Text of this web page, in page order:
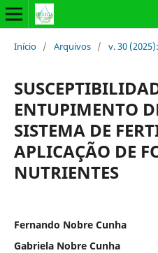
Início / Arquivos / v. 30
ENTUPIMENTO
SISTEMA DE
APLICAÇÃO DE
NUTRIENTES
Fernando Nobre Cunha
Gabriela Nobre Cunha